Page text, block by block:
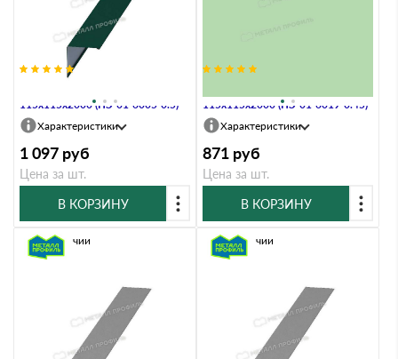
115х115х2000 (ПЭ-01-6005-0.5)
Характеристики
1 097 руб
Цена за шт.
В КОРЗИНУ
115х115х2000 (ПЭ-01-6019-0.45)
Характеристики
871 руб
Цена за шт.
В КОРЗИНУ
В наличии В наличии